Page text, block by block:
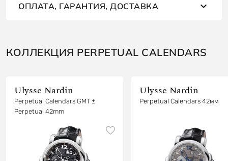
ОПЛАТА, ГАРАНТИЯ, ДОСТАВКА
КОЛЛЕКЦИЯ PERPETUAL CALENDARS
Ulysse Nardin
Perpetual Calendars GMT ±
Perpetual 42mm
Ulysse Nardin
Perpetual Calendars 42мм